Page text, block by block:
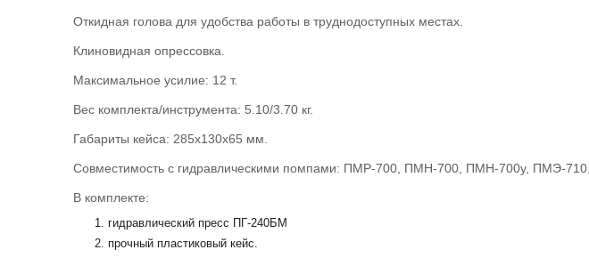
Откидная голова для удобства работы в труднодоступных местах.
Клиновидная опрессовка.
Максимальное усилие: 12 т.
Вес комплекта/инструмента: 5.10/3.70 кг.
Габариты кейса: 285х130х65 мм.
Совместимость с гидравлическими помпами: ПМР-700, ПМН-700, ПМН-700у, ПМЭ-
В комплекте:
гидравлический пресс ПГ-240БМ
прочный пластиковый кейс.